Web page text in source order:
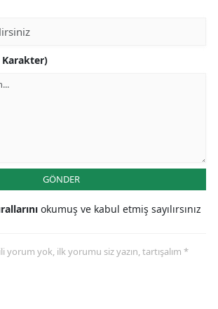
Karakter)
GÖNDER
okumuş ve kabul etmiş sayılırsınız
yorum yok, ilk yorumu siz yazın, tartışalım *